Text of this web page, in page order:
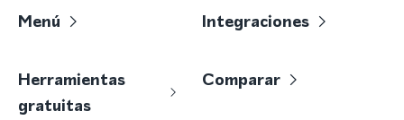
Menú Integraciones
Herramientas
gratuitas
Comparar